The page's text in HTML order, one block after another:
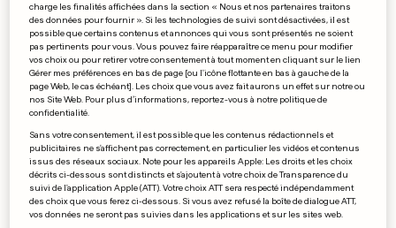
0 0
HOURGHADA
Attaque en Égypte: la piste de
l'attentat privilégiée
0 0
FOOTBALL
charge les finalités affichées dans la section « Nous et nos partenaires traitons
des données pour fournir ». Si les technologies de suivi sont désactivées, il est
possible que certains contenus et annonces qui vous sont présentés ne soient
pas pertinents pour vous. Vous pouvez faire réapparaître ce menu pour modifier
vos choix ou pour retirer votre consentement à tout moment en cliquant sur le lien
Gérer mes préférences en bas de page [ou l'icône flottante en bas à gauche de la
page Web, le cas échéant]. Les choix que vous avez fait aurons un effet sur notre ou
nos Site Web. Pour plus d’informations, reportez-vous à notre politique de
confidentialité.
Sans votre consentement, il est possible que les contenus rédactionnels et
publicitaires ne s'affichent pas correctement, en particulier les vidéos et contenus
issus des réseaux sociaux. Note pour les appareils Apple: Les droits et les choix
décrits ci-dessous sont distincts et s'ajoutent à votre choix de Transparence du
suivi de l'application Apple (ATT). Votre choix ATT sera respecté indépendamment
des choix que vous ferez ci-dessous. Si vous avez refusé la boîte de dialogue ATT,
vos données ne seront pas suivies dans les applications et sur les sites web.